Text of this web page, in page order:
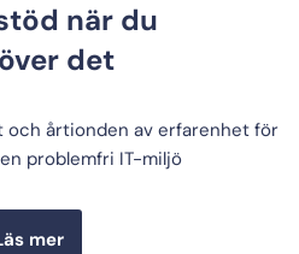
när du
det
och årtionden av erfarenhet för
problemfri IT-miljö
mer